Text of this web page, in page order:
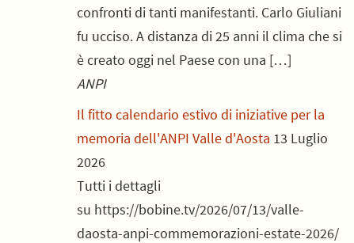
confronti di tanti manifestanti. Carlo Giuliani
fu ucciso. A distanza di 25 anni il clima che si
è creato oggi nel Paese con una […]
ANPI
Il fitto calendario estivo di iniziative per la
memoria dell'ANPI Valle d'Aosta 13 Luglio
2026
Tutti i dettagli
su https://bobine.tv/2026/07/13/valle-
daosta-anpi-commemorazioni-estate-2026/